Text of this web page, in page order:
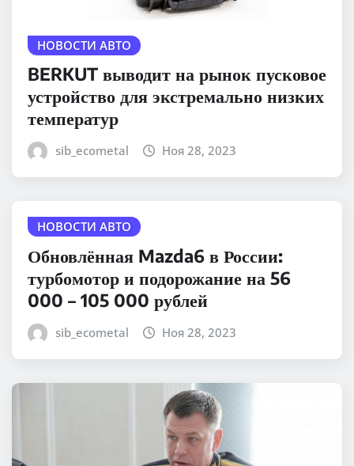
НОВОСТИ АВТО
BERKUT выводит на рынок пусковое
устройство для экстремально низких
температур
sib_ecometal Ноя 28, 2023
НОВОСТИ АВТО
Обновлённая Mazda6 в России:
турбомотор и подорожание на 56
000 – 105 000 рублей
sib_ecometal Ноя 28, 2023